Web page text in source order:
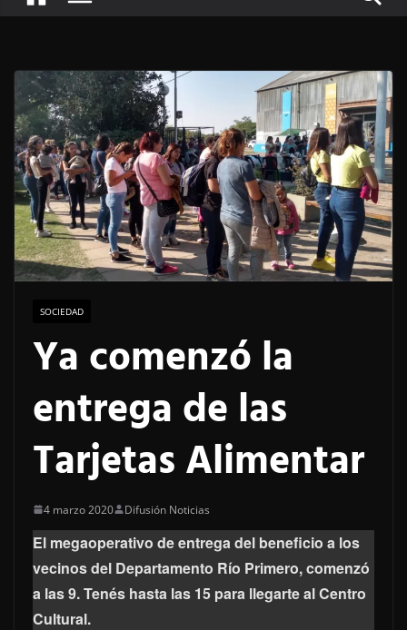
SOCIEDAD
Ya comenzó la
entrega de las
Tarjetas Alimentar
4 marzo 2020 Difusión Noticias
El megaoperativo de entrega del beneficio a los
vecinos del Departamento Río Primero, comenzó
a las 9. Tenés hasta las 15 para llegarte al Centro
Cultural.